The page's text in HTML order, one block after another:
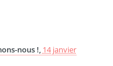
nous !, 14 janvier